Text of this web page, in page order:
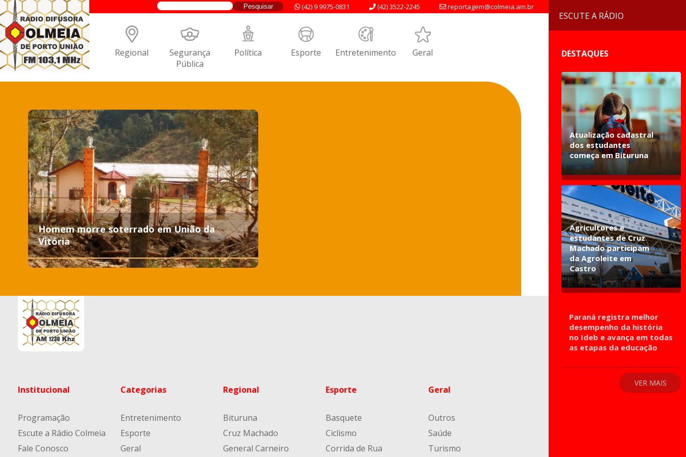
reportagem@colmeia.am.br
(42) 3522-2245
(42) 9 9975-0831
Regional Segurança
Pública
Política Esporte Entretenimento Geral
Homem morre soterrado em União da
Vitória
Institucional
Programação
Escute a Rádio Colmeia
Fale Conosco
Categorias
Entretenimento
Esporte
Geral
Regional
Bituruna
Cruz Machado
General Carneiro
Esporte
Basquete
Ciclismo
Corrida de Rua
Geral
Outros
Saúde
Turismo
ESCUTE A RÁDIO
DESTAQUES
Atualização cadastral
dos estudantes
começa em Bituruna
Agricultores e
estudantes de Cruz
Machado participam
da Agroleite em
Castro
Paraná registra melhor
desempenho da história
no Ideb e avança em todas
as etapas da educação
VER MAIS